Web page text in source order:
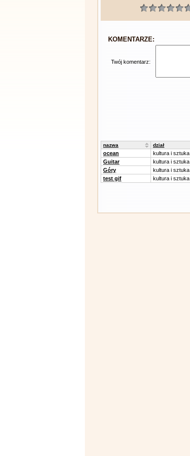
KOMENTARZE:
Twój komentarz:
nazwa dział
ocean kultura i sztuka
Guitar
kultura i sztuka
Góry
kultura i sztuka
test gif
kultura i sztuka